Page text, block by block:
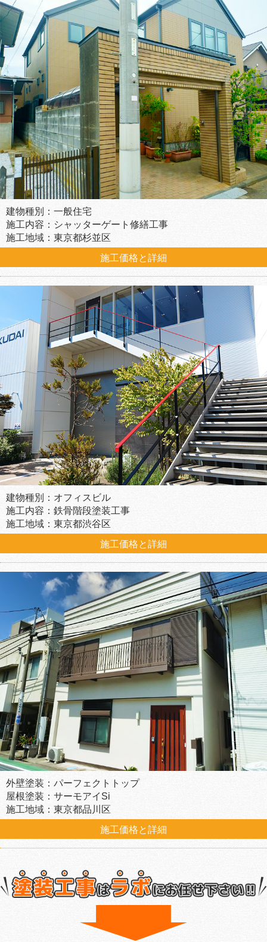
建物種別：一般住宅
施工内容：シャッターゲート修繕工事
施工地域：東京都杉並区
施工価格と詳細
建物種別：オフィスビル
施工内容：鉄骨階段塗装工事
施工地域：東京都渋谷区
施工価格と詳細
外壁塗装：パーフェクトトップ
屋根塗装：サーモアイSi
施工地域：東京都品川区
施工価格と詳細